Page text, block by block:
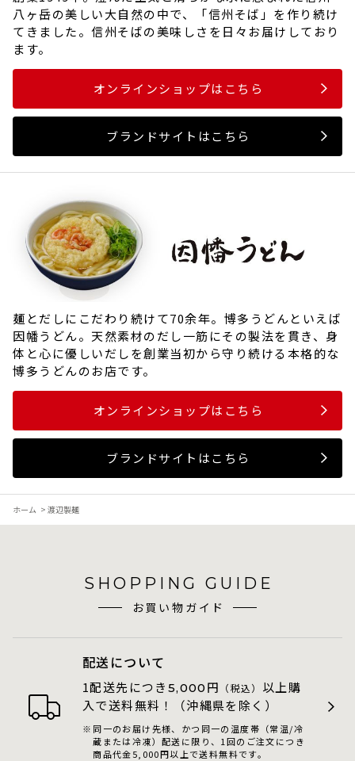
八ヶ岳の美しい大自然の中で、「信州そば」を作り続け
てきました。信州そばの美味しさを日々お届けしており
ます。
オンラインショップはこちら
ブランドサイトはこちら
麺とだしにこだわり続けて70余年。博多うどんといえば
因幡うどん。天然素材のだし一筋にその製法を貫き、身
体と心に優しいだしを創業当初から守り続ける本格的な
博多うどんのお店です。
オンラインショップはこちら
ブランドサイトはこちら
ホーム > 渡辺製麺
SHOPPING GUIDE
お買い物ガイド
配送について
1配送先につき 5,000 円 （税込） 以上購
入で送料無料！（沖縄県を除く）
同一のお届け先様、かつ同一の温度帯（常温/冷
蔵または冷凍）配送に限り、1回のご注文につき
商品代金5,000円以上で送料無料です。